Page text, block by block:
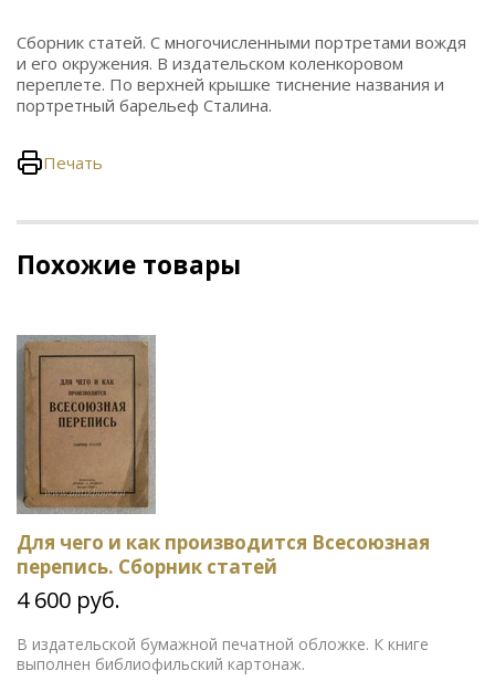
Сборник статей. С многочисленными портретами вождя
и его окружения. В издательском коленкоровом
переплете. По верхней крышке тиснение названия и
портретный барельеф Сталина.
Печать
Похожие товары
Для чего и как производится Всесоюзная
перепись. Сборник статей
4 600 руб.
В издательской бумажной печатной обложке. К книге
выполнен библиофильский картонаж.